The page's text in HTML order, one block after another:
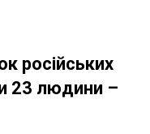
російських
23 людини –